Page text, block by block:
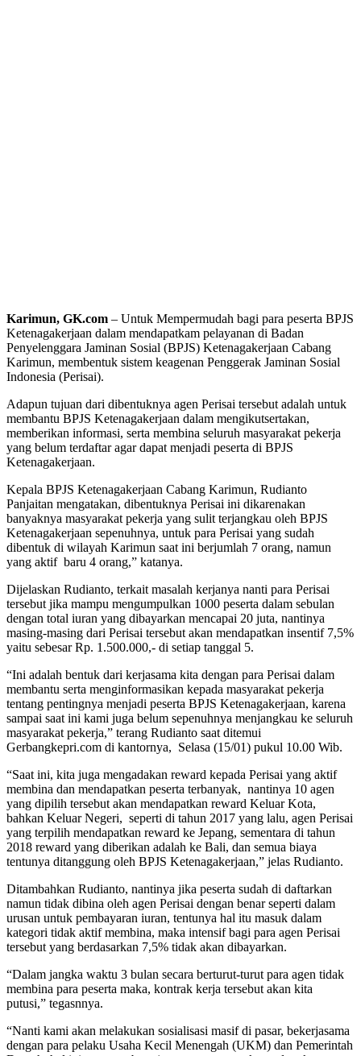
Karimun, GK.com – Untuk Mempermudah bagi para peserta BPJS
Ketenagakerjaan dalam mendapatkam pelayanan di Badan
Penyelenggara Jaminan Sosial (BPJS) Ketenagakerjaan Cabang
Karimun, membentuk sistem keagenan Penggerak Jaminan Sosial
Indonesia (Perisai).
Adapun tujuan dari dibentuknya agen Perisai tersebut adalah untuk
membantu BPJS Ketenagakerjaan dalam mengikutsertakan,
memberikan informasi, serta membina seluruh masyarakat pekerja
yang belum terdaftar agar dapat menjadi peserta di BPJS
Ketenagakerjaan.
Kepala BPJS Ketenagakerjaan Cabang Karimun, Rudianto
Panjaitan mengatakan, dibentuknya Perisai ini dikarenakan
banyaknya masyarakat pekerja yang sulit terjangkau oleh BPJS
Ketenagakerjaan sepenuhnya, untuk para Perisai yang sudah
dibentuk di wilayah Karimun saat ini berjumlah 7 orang, namun
yang aktif baru 4 orang,” katanya.
Dijelaskan Rudianto, terkait masalah kerjanya nanti para Perisai
tersebut jika mampu mengumpulkan 1000 peserta dalam sebulan
dengan total iuran yang dibayarkan mencapai 20 juta, nantinya
masing-masing dari Perisai tersebut akan mendapatkan insentif 7,5%
yaitu sebesar Rp. 1.500.000,- di setiap tanggal 5.
“Ini adalah bentuk dari kerjasama kita dengan para Perisai dalam
membantu serta menginformasikan kepada masyarakat pekerja
tentang pentingnya menjadi peserta BPJS Ketenagakerjaan, karena
sampai saat ini kami juga belum sepenuhnya menjangkau ke seluruh
masyarakat pekerja,” terang Rudianto saat ditemui
Gerbangkepri.com di kantornya, Selasa (15/01) pukul 10.00 Wib.
“Saat ini, kita juga mengadakan reward kepada Perisai yang aktif
membina dan mendapatkan peserta terbanyak, nantinya 10 agen
yang dipilih tersebut akan mendapatkan reward Keluar Kota,
bahkan Keluar Negeri, seperti di tahun 2017 yang lalu, agen Perisai
yang terpilih mendapatkan reward ke Jepang, sementara di tahun
2018 reward yang diberikan adalah ke Bali, dan semua biaya
tentunya ditanggung oleh BPJS Ketenagakerjaan,” jelas Rudianto.
Ditambahkan Rudianto, nantinya jika peserta sudah di daftarkan
namun tidak dibina oleh agen Perisai dengan benar seperti dalam
urusan untuk pembayaran iuran, tentunya hal itu masuk dalam
kategori tidak aktif membina, maka intensif bagi para agen Perisai
tersebut yang berdasarkan 7,5% tidak akan dibayarkan.
“Dalam jangka waktu 3 bulan secara berturut-turut para agen tidak
membina para peserta maka, kontrak kerja tersebut akan kita
putusi,” tegasnnya.
“Nanti kami akan melakukan sosialisasi masif di pasar, bekerjasama
dengan para pelaku Usaha Kecil Menengah (UKM) dan Pemerintah